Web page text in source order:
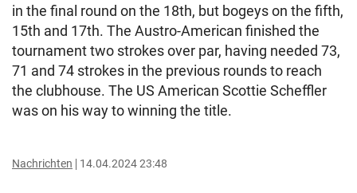
in the final round on the 18th, but bogeys on the fifth,
15th and 17th. The Austro-American finished the
tournament two strokes over par, having needed 73,
71 and 74 strokes in the previous rounds to reach
the clubhouse. The US American Scottie Scheffler
was on his way to winning the title.
Nachrichten 14.04.2024 23:48